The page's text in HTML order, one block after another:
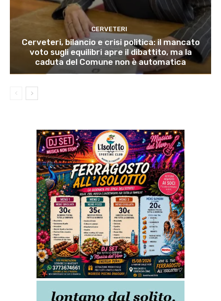
CERVETERI
Cerveteri, bilancio e crisi politica: il mancato
voto sugli equilibri apre il dibattito, ma la
caduta del Comune non è automatica